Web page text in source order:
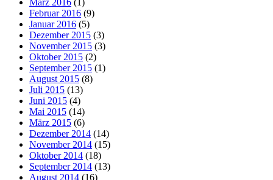
März 2016 (1)
Februar 2016 (9)
Januar 2016 (5)
Dezember 2015 (3)
November 2015 (3)
Oktober 2015 (2)
September 2015 (1)
August 2015 (8)
Juli 2015 (13)
Juni 2015 (4)
Mai 2015 (14)
März 2015 (6)
Dezember 2014 (14)
November 2014 (15)
Oktober 2014 (18)
September 2014 (13)
August 2014 (16)